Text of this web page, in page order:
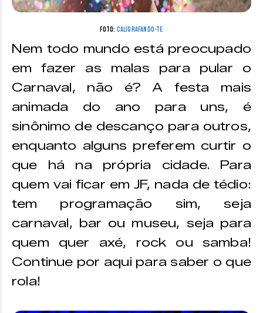
Foto: Caligrafando-te
Nem todo mundo está preocupado
em fazer as malas para pular o
Carnaval, não é? A festa mais
animada do ano para uns, é
sinônimo de descanço para outros,
enquanto alguns preferem curtir o
que há na própria cidade. Para
quem vai ficar em JF, nada de tédio:
tem programação sim, seja
carnaval, bar ou museu, seja para
quem quer axé, rock ou samba!
Continue por aqui para saber o que
rola!